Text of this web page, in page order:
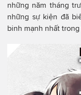
những năm tháng
những sự kiện đã
binh mạnh nhất